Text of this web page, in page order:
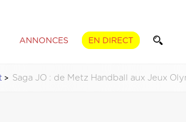
ANNONCES EN DIRECT
Saga JO : de Metz Handball aux Jeux